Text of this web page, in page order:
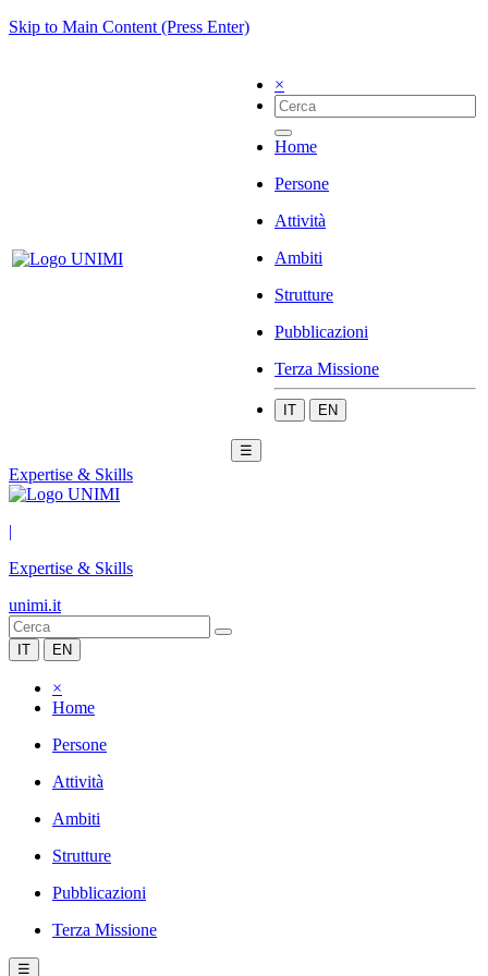
Skip to Main Content (Press Enter)
×
Home
Persone
Attività
Ambiti
Strutture
Pubblicazioni
Terza Missione
IT EN
☰
Expertise & Skills
|
Expertise & Skills
unimi.it
IT EN
×
Home
Persone
Attività
Ambiti
Strutture
Pubblicazioni
Terza Missione
☰